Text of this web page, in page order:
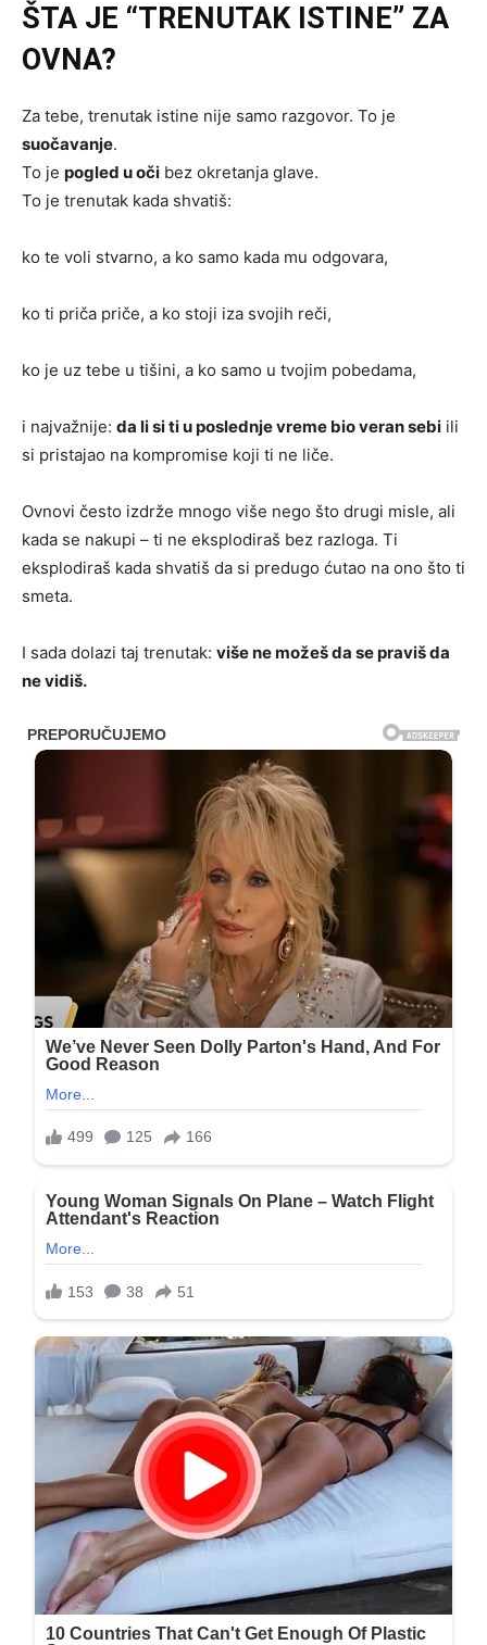
ŠTA JE “TRENUTAK ISTINE” ZA
OVNA?
Za tebe, trenutak istine nije samo razgovor. To je
suočavanje.
To je pogled u oči bez okretanja glave.
To je trenutak kada shvatiš:
ko te voli stvarno, a ko samo kada mu odgovara,
ko ti priča priče, a ko stoji iza svojih reči,
ko je uz tebe u tišini, a ko samo u tvojim pobedama,
i najvažnije: da li si ti u poslednje vreme bio veran sebi ili
si pristajao na kompromise koji ti ne liče.
Ovnovi često izdrže mnogo više nego što drugi misle, ali
kada se nakupi – ti ne eksplodiraš bez razloga. Ti
eksplodiraš kada shvatiš da si predugo ćutao na ono što ti
smeta.
I sada dolazi taj trenutak: više ne možeš da se praviš da
ne vidiš.